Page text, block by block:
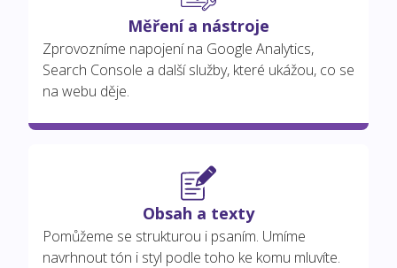
Měření a nástroje
Zprovozníme napojení na Google Analytics,
Search Console a další služby, které ukážou, co se
na webu děje.
Obsah a texty
Pomůžeme se strukturou i psaním. Umíme
navrhnout tón i styl podle toho ke komu mluvíte.